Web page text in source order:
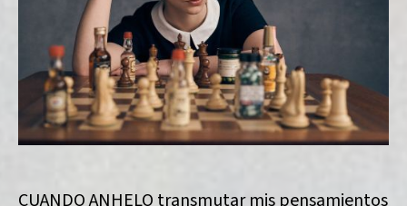
CUANDO ANHELO transmutar mis pensamientos